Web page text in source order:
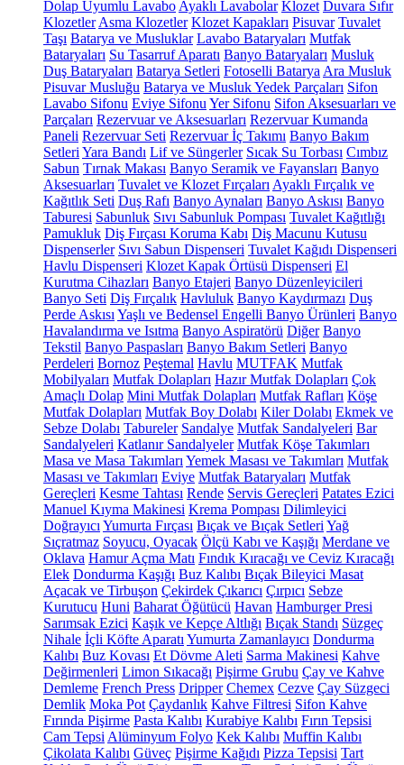
Dolap Uyumlu Lavabo Ayaklı Lavabolar Klozet Duvara Sıfır
Klozetler Asma Klozetler Klozet Kapakları Pisuvar Tuvalet
Taşı Batarya ve Musluklar Lavabo Bataryaları Mutfak
Bataryaları Su Tasarruf Aparatı Banyo Bataryaları Musluk
Duş Bataryaları Batarya Setleri Fotoselli Batarya Ara Musluk
Pisuvar Musluğu Batarya ve Musluk Yedek Parçaları Sifon
Lavabo Sifonu Eviye Sifonu Yer Sifonu Sifon Aksesuarları ve
Parçaları Rezervuar ve Aksesuarları Rezervuar Kumanda
Paneli Rezervuar Seti Rezervuar İç Takımı Banyo Bakım
Setleri Yara Bandı Lif ve Süngerler Sıcak Su Torbası Cımbız
Sabun Tırnak Makası Banyo Seramik ve Fayansları Banyo
Aksesuarları Tuvalet ve Klozet Fırçaları Ayaklı Fırçalık ve
Kağıtlık Seti Duş Rafı Banyo Aynaları Banyo Askısı Banyo
Taburesi Sabunluk Sıvı Sabunluk Pompası Tuvalet Kağıtlığı
Pamukluk Diş Fırçası Koruma Kabı Diş Macunu Kutusu
Dispenserler Sıvı Sabun Dispenseri Tuvalet Kağıdı Dispenseri
Havlu Dispenseri Klozet Kapak Örtüsü Dispenseri El
Kurutma Cihazları Banyo Etajeri Banyo Düzenleyicileri
Banyo Seti Diş Fırçalık Havluluk Banyo Kaydırmazı Duş
Perde Askısı Yaşlı ve Bedensel Engelli Banyo Ürünleri Banyo
Havalandırma ve Isıtma Banyo Aspiratörü Diğer Banyo
Tekstil Banyo Paspasları Banyo Bakım Setleri Banyo
Perdeleri Bornoz Peştemal Havlu MUTFAK Mutfak
Mobilyaları Mutfak Dolapları Hazır Mutfak Dolapları Çok
Amaçlı Dolap Mini Mutfak Dolapları Mutfak Rafları Köşe
Mutfak Dolapları Mutfak Boy Dolabı Kiler Dolabı Ekmek ve
Sebze Dolabı Tabureler Sandalye Mutfak Sandalyeleri Bar
Sandalyeleri Katlanır Sandalyeler Mutfak Köşe Takımları
Masa ve Masa Takımları Yemek Masası ve Takımları Mutfak
Masası ve Takımları Eviye Mutfak Bataryaları Mutfak
Gereçleri Kesme Tahtası Rende Servis Gereçleri Patates Ezici
Manuel Kıyma Makinesi Krema Pompası Dilimleyici
Doğrayıcı Yumurta Fırçası Bıçak ve Bıçak Setleri Yağ
Sıçratmaz Soyucu, Oyacak Ölçü Kabı ve Kaşığı Merdane ve
Oklava Hamur Açma Matı Fındık Kıracağı ve Ceviz Kıracağı
Elek Dondurma Kaşığı Buz Kalıbı Bıçak Bileyici Masat
Açacak ve Tirbuşon Çekirdek Çıkarıcı Çırpıcı Sebze
Kurutucu Huni Baharat Öğütücü Havan Hamburger Presi
Sarımsak Ezici Kaşık ve Kepçe Altlığı Bıçak Standı Süzgeç
Nihale İçli Köfte Aparatı Yumurta Zamanlayıcı Dondurma
Kalıbı Buz Kovası Et Dövme Aleti Sarma Makinesi Kahve
Değirmenleri Limon Sıkacağı Pişirme Grubu Çay ve Kahve
Demleme French Press Dripper Chemex Cezve Çay Süzgeci
Demlik Moka Pot Çaydanlık Kahve Filtresi Sifon Kahve
Fırında Pişirme Pasta Kalıbı Kurabiye Kalıbı Fırın Tepsisi
Cam Tepsi Alüminyum Folyo Kek Kalıbı Muffin Kalıbı
Çikolata Kalıbı Güveç Pişirme Kağıdı Pizza Tepsisi Tart